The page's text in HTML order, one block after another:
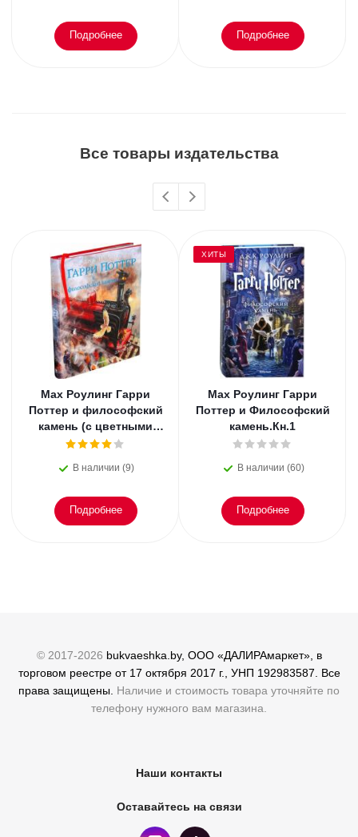
Подробнее Подробнее
Все товары издательства
Мах Роулинг Гарри
Поттер и философский
камень (с цветными
иллюстрациями).Кн.1
В наличии (9)
Подробнее
ХИТЫ
Мах Роулинг Гарри
Поттер и Философский
камень.Кн.1
В наличии (60)
Подробнее
© 2017-2026 bukvaeshka.by, ООО «ДАЛИРАмаркет», в
торговом реестре от 17 октября 2017 г., УНП 192983587. Все
права защищены. Наличие и стоимость товара уточняйте по
телефону нужного вам магазина.
Наши контакты
Оставайтесь на связи